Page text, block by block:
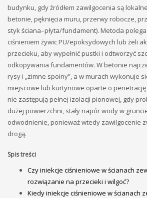
budynku, gdy źródłem zawilgocenia są
betonie, pęknięcia muru, przerwy robocze,
styk ściana–płyta/fundament). Metoda
ciśnieniem żywic PU/epoksydowych lub żeli
przecieku, aby wypełnić pustki i odtworzyć
odkopywania fundamentów. W betonie
rysy i „zimne spoiny”, a w murach wykonuje
miejscowe lub kurtynowe oparte o
nie zastępują pełnej izolacji pionowej, gdy
dużej powierzchni, stały napór wody w
odwodnienie, ponieważ wtedy zawilgocenie
drogą.
Spis treści
Czy iniekcje ciśnieniowe w ścianach
rozwiązanie na przecieki i wilgoć?
Kiedy iniekcje ciśnieniowe w ścianach